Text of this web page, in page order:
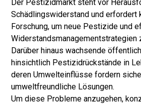
Der Pestizidmarkt steht vor
Schädlingswiderstand und erfordert
Forschung, um neue Pestizide und
Widerstandsmanagementstrategien
Darüber hinaus wachsende
hinsichtlich Pestizidrückstände in
deren Umwelteinflüsse fordern
umweltfreundliche Lösungen.
Um diese Probleme anzugehen,